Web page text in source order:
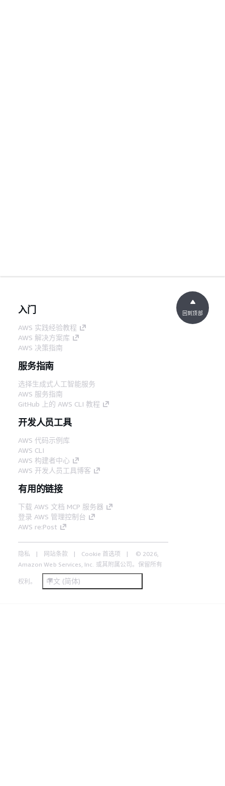
入门
AWS 实践经验教程
AWS 解决方案库
AWS 决策指南
服务指南
选择生成式人工智能服务
AWS 服务指南
GitHub 上的 AWS CLI 教程
开发人员工具
AWS 代码示例库
AWS CLI
AWS 构建者中心
AWS 开发人员工具博客
有用的链接
下载 AWS 文档 MCP 服务器
登录 AWS 管理控制台
AWS re:Post
隐私 网站条款 Cookie 首选项
© 2026,
Amazon Web Services, Inc. 或其附属公司。保留所有
权利。 中文 (简体)
回到顶部